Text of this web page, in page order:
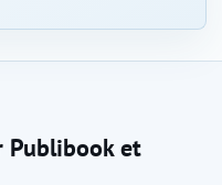
Publibook et